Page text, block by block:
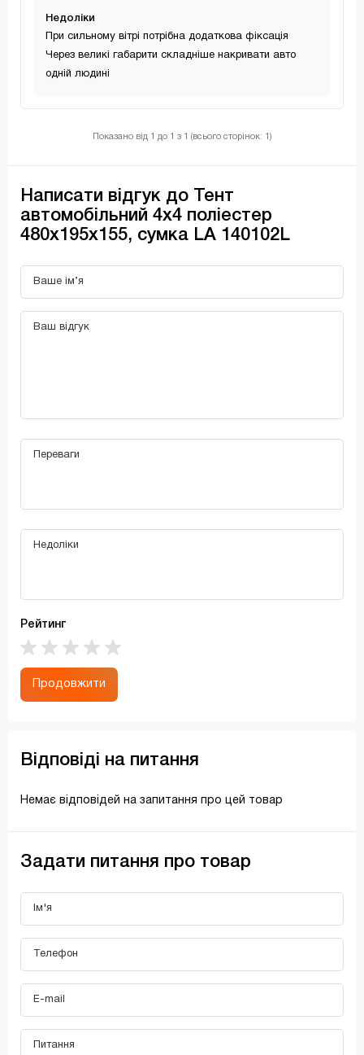
Недолiки
При сильному вітрі потрібна додаткова фіксація
Через великі габарити складніше накривати авто
одній людині
Показано від 1 до 1 з 1 (всього сторінок: 1)
Написати відгук до Тент
автомобільний 4х4 поліестер
480х195х155, сумка LA 140102L
Рейтинг
Продовжити
Відповіді на питання
Немає відповідей на запитання про цей товар
Задати питання про товар